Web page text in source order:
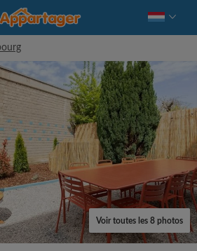
Voir toutes les 8 photos